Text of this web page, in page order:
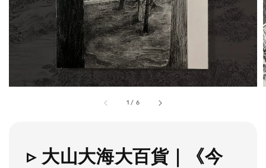
1 / 6
▹ 大山大海大百貨｜《今